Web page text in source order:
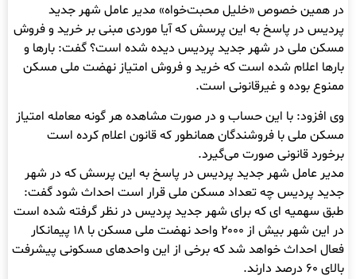
در همین خصوص «خلیل محبت‌خواه» مدیر عامل شهر جدید
پردیس در پاسخ به این پرسش که آیا موردی مبنی بر خرید و فروش
مسکن ملی در شهر جدید پردیس دیده شده است؟ گفت: بارها و
بارها اعلام شده است که خرید و فروش امتیاز نهضت ملی مسکن
ممنوع بوده و غیرقانونی است.
وی افزود: با این حساب و در صورت مشاهده هر گونه معامله امتیاز
مسکن ملی با فروشندگان همانطور که قانون اعلام کرده است
برخورد قانونی صورت می‌گیرد.
مدیر عامل شهر جدید پردیس در پاسخ به این پرسش که در شهر
جدید پردیس چه تعداد مسکن ملی قرار است احداث شود گفت:
طبق سهمیه ای که برای شهر جدید پردیس در نظر گرفته شده است
در این شهر بیش از ۲۰۰۰ واحد نهضت ملی مسکن با ۱۸ پیمانکار
فعال احداث خواهد شد که برخی از این واحدهای مسکونی پیشرفت
بالای ۶۰ درصد دارند.